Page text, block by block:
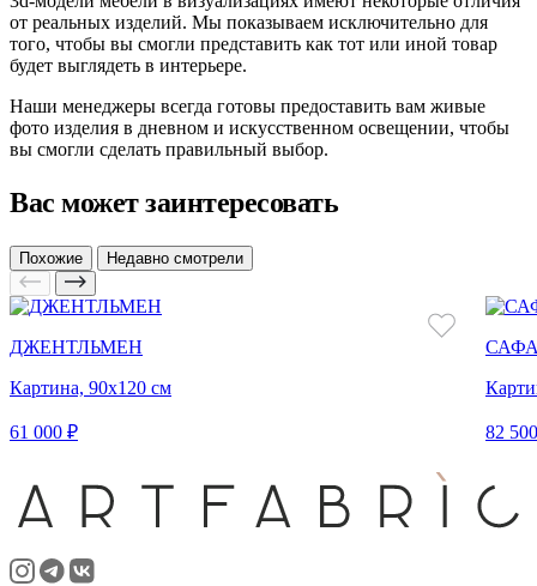
от реальных изделий. Мы показываем исключительно для
того, чтобы вы смогли представить как тот или иной товар
будет выглядеть в интерьере.
Наши менеджеры всегда готовы предоставить вам живые
фото изделия в дневном и искусственном освещении, чтобы
вы смогли сделать правильный выбор.
Вас может заинтересовать
Похожие Недавно смотрели
ДЖЕНТЛЬМЕН
Картина, 90х120 см
61 000 ₽ 82